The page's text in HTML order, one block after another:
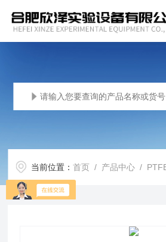
当前位置：首页 / 产品中心 /